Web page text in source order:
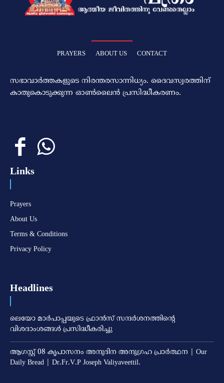
PRAYERS ABOUT US CONTACT
സഭാവാര്‍ത്തകളുടെ നിരന്തരസാന്നിധ്യം. ദൈവസ്വരത്തിന്‌
കാതുകൊടുക്കുന്ന ഓണ്‍ലൈന്‍ പ്രസിദ്ധീകരണം.
Links
Prayers
About Us
Terms & Conditions
Privacy Policy
Headlines
ലെയോ മാര്‍പാപ്പയുടെ ഫ്രാന്‍സ് സന്ദര്‍ശനത്തിന്റെ
വിശദാംശങ്ങള്‍ പ്രസിദ്ധീകരിച്ചു
ആഗസ്റ്റ് 08 കൃപാസനം അനുദിന അനുഗ്രഹ പ്രാർത്ഥന | Our
Daily Bread | Dr.Fr.V.P Joseph Valiyaveettil.